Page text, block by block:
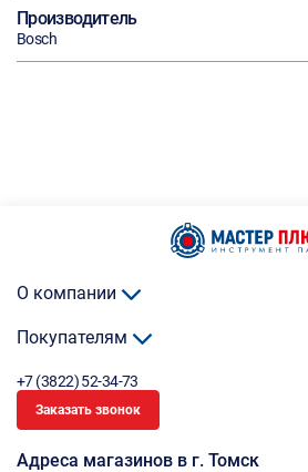
Производитель
Bosch
О компании
Покупателям
+7 (3822) 52-34-73
Заказать звонок
Адреса магазинов в г. Томск